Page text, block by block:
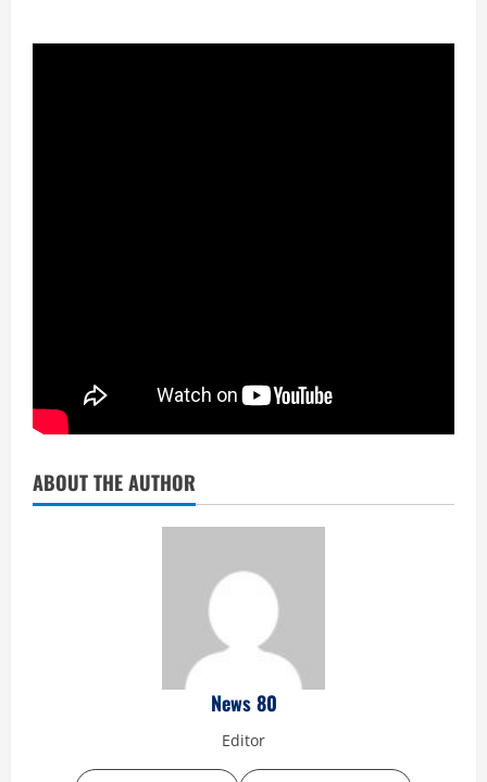
ABOUT THE AUTHOR
News 80
Editor